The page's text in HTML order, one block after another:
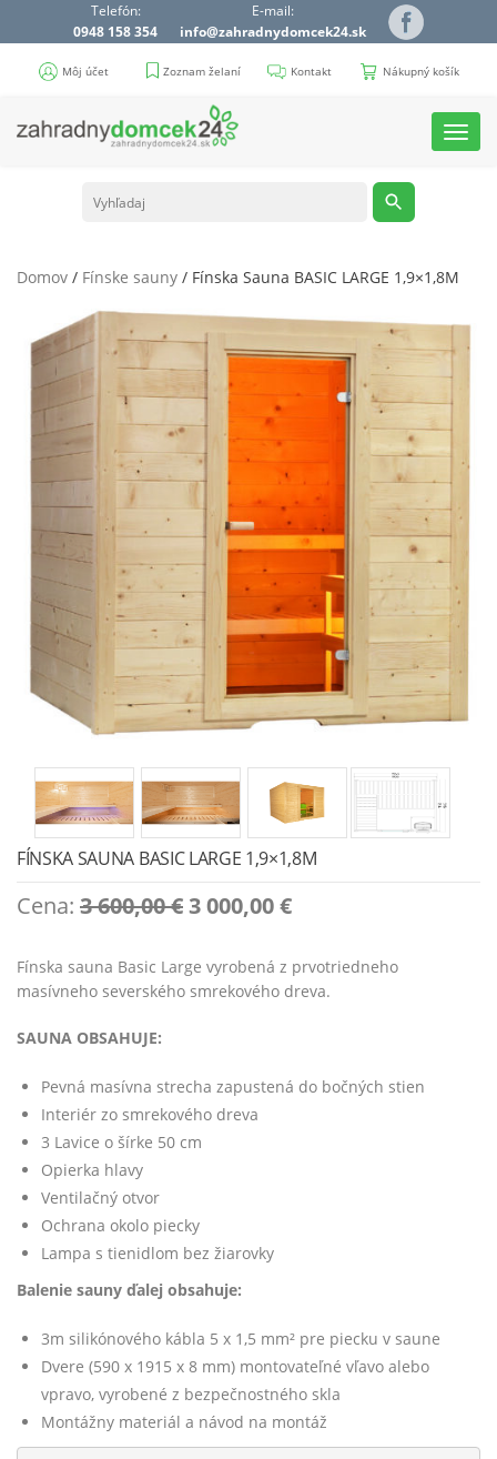
Telefón:
0948 158 354
E-mail:
info@zahradnydomcek24.sk
Môj účet Zoznam želaní Kontakt Nákupný košík
Toggle
Domov / Fínske sauny / Fínska Sauna BASIC LARGE 1,9×1,8M
FÍNSKA SAUNA BASIC LARGE 1,9×1,8M
Cena: 3 600,00€Original
3
600,00 €.
3 000,00€Current
3
000,00 €.
Fínska sauna Basic Large vyrobená z prvotriedneho
masívneho severského smrekového dreva.
SAUNA OBSAHUJE:
Pevná masívna strecha zapustená do bočných stien
Interiér zo smrekového dreva
3 Lavice o šírke 50 cm
Opierka hlavy
Ventilačný otvor
Ochrana okolo piecky
Lampa s tienidlom bez žiarovky
Balenie sauny ďalej obsahuje:
3m silikónového kábla 5 x 1,5 mm² pre piecku v saune
Dvere (590 x 1915 x 8 mm) montovateľné vľavo alebo
vpravo, vyrobené z bezpečnostného skla
Montážny materiál a návod na montáž